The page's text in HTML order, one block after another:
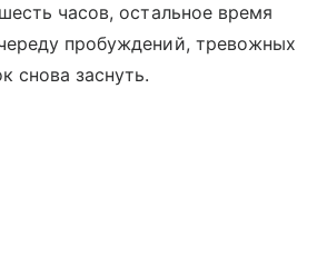
часов, остальное время
пробуждений, тревожных
снова заснуть.